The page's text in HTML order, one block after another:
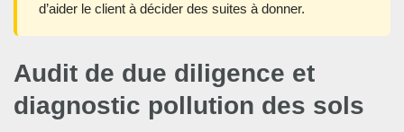
d’aider le client à décider des suites à donner.
Audit de due diligence et
diagnostic pollution des sols